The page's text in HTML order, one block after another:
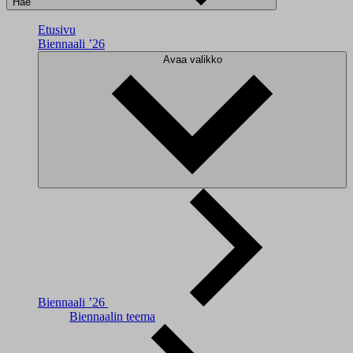
Etusivu
Biennaali ’26
Avaa valikko
Biennaali ’26
Biennaalin teema